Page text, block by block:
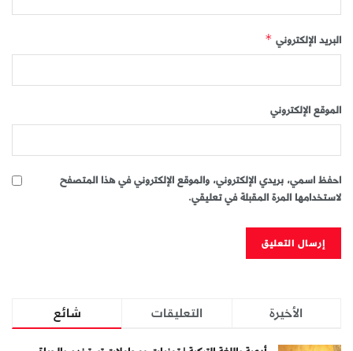
البريد الإلكتروني *
الموقع الإلكتروني
احفظ اسمي، بريدي الإلكتروني، والموقع الإلكتروني في هذا المتصفح
لاستخدامها المرة المقبلة في تعليقي.
شائع التعليقات الأخيرة